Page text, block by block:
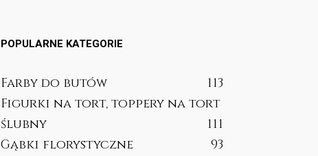
POPULARNE KATEGORIE
Farby do butów
113
Figurki na tort, toppery na tort
ślubny
111
Gąbki florystyczne
93